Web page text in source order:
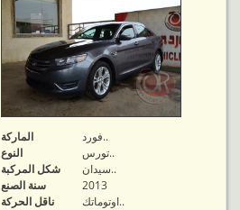
الماركة
فورد..
النوع
تورس..
شكل المركبة
سيدان..
سنة الصنع
2013
ناقل الحركة
اوتوماتك..